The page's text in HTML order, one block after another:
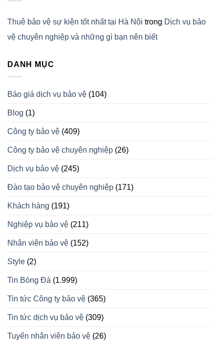
Thuê bảo vệ sự kiện tốt nhất tại Hà Nội trong Dịch vụ bảo
vệ chuyên nghiệp và những gì bạn nên biết
DANH MỤC
Báo giá dịch vụ bảo vệ (104)
Blog (1)
Công ty bảo vệ (409)
Công ty bảo vệ chuyên nghiệp (26)
Dịch vụ bảo vệ (245)
Đào tạo bảo vệ chuyên nghiệp (171)
Khách hàng (191)
Nghiệp vụ bảo vệ (211)
Nhân viên bảo vệ (152)
Style (2)
Tin Bóng Đá (1.999)
Tin tức Công ty bảo vệ (365)
Tin tức dịch vụ bảo vệ (309)
Tuyển nhân viên bảo vệ (26)